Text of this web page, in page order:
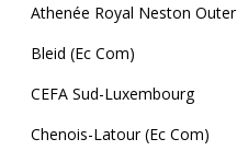
Athenée Royal Neston Outer
Bleid (Ec Com)
CEFA Sud-Luxembourg
Chenois-Latour (Ec Com)